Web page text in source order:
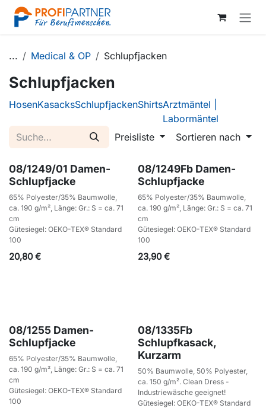
Zum Inhalt springen
... Medical & OP Schlupfjacken
Schlupfjacken
HosenKasacksSchlupfjackenShirtsArztmäntel |
Labormäntel
Preisliste
Sortieren nach
08/1249/01 Damen-
Schlupfjacke
65% Polyester/35% Baumwolle,
ca. 190 g/m², Länge: Gr.: S = ca. 71
cm
Gütesiegel: OEKO-TEX® Standard
100
20,80€
08/1249Fb Damen-
Schlupfjacke
65% Polyester/35% Baumwolle,
ca. 190 g/m², Länge: Gr.: S = ca. 71
cm
Gütesiegel: OEKO-TEX® Standard
100
23,90€
08/1255 Damen-
Schlupfjacke
65% Polyester/35% Baumwolle,
ca. 190 g/m², Länge: Gr.: S = ca. 71
cm
Gütesiegel: OEKO-TEX® Standard
100
08/1335Fb
Schlupfkasack,
Kurzarm
50% Baumwolle, 50% Polyester,
ca. 150 g/m². Clean Dress -
Industriewäsche geeignet!
Gütesiegel: OEKO-TEX® Standard